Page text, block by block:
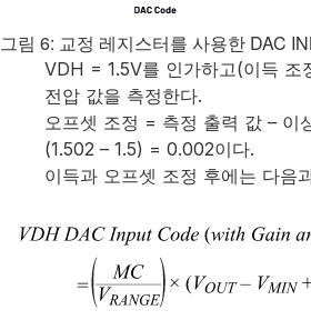
그림 6: 교정 레지스터를 사용한 DAC
VDH = 1.5V를 인가하고(이득 조
전압 값을 측정한다.
오프셋 조정 = 측정 출력 값 – 이
(1.502 – 1.5) = 0.002이다.
이득과 오프셋 조정 후에는 다음